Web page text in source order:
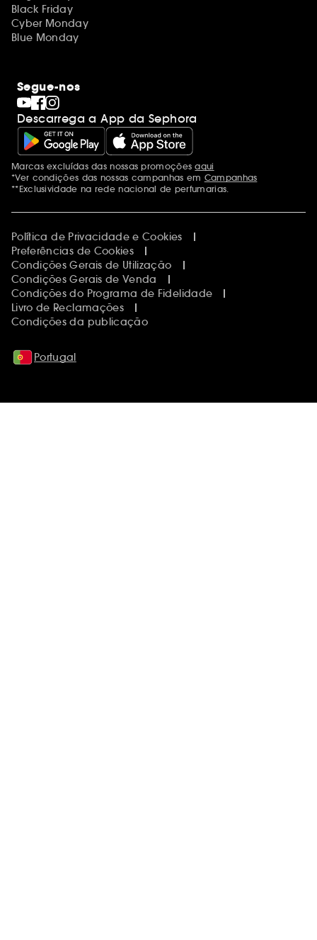
Black Friday
Cyber Monday
Blue Monday
Segue-nos
Descarrega a App da Sephora
Menções adicionais
Marcas excluídas das nossas promoçõesaqui
*Ver condições das nossas campanhas em Campanhas
**Exclusividade na rede nacional de perfumarias.
Política de Privacidade e Cookies
Preferências de Cookies
Condições Gerais de Utilização
Condições Gerais de Venda
Condições do Programa de Fidelidade
Livro de Reclamações
Condições da publicação
Portugal